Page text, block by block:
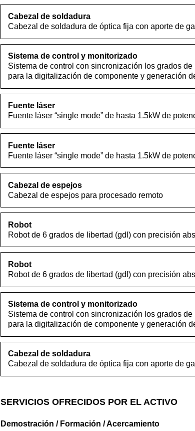
Cabezal de soldadura
Cabezal de soldadura de óptica fija con aporte de
Sistema de control y monitorizado
Sistema de control con sincronización los grados
para la digitalización de componente y generación
Fuente láser
Fuente láser “single mode” de hasta 1.5kW de
Fuente láser
Fuente láser “single mode” de hasta 1.5kW de
Cabezal de espejos
Cabezal de espejos para procesado remoto
Robot
Robot de 6 grados de libertad (gdl) con precisión
Robot
Robot de 6 grados de libertad (gdl) con precisión
Sistema de control y monitorizado
Sistema de control con sincronización los grados
para la digitalización de componente y generación
Cabezal de soldadura
Cabezal de soldadura de óptica fija con aporte de
SERVICIOS OFRECIDOS POR EL ACTIVO
Demostración / Formación / Acercamiento